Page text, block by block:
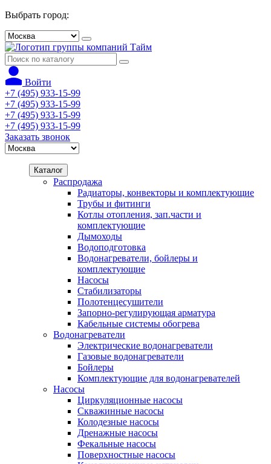
Выбрать город:
Войти
+7 (495) 933-15-99
+7 (495) 933-15-99
+7 (495) 933-15-99
+7 (495) 933-15-99
Заказать звонок
Каталог
Распродажа
Радиаторы, конвекторы и комплектующие
Трубы и фитинги
Котлы отопления, зап.части и
комплектующие
Дымоходы
Водоподготовка
Водонагреватели, бойлеры и
комплектующие
Насосы
Стабилизаторы
Полотенцесушители
Запорно-регулирующая арматура
Кабельные системы обогрева
Водонагреватели
Электрические водонагреватели
Газовые водонагреватели
Бойлеры
Комплектующие для водонагревателей
Насосы
Циркуляционные насосы
Скважинные насосы
Колодезные насосы
Дренажные насосы
Фекальные насосы
Поверхностные насосы